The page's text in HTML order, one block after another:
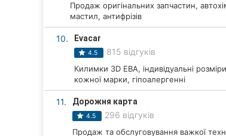
Черкаси
Івано-Франківськ
Продаж оригінальних запчастин,
мастил, антифрізів
10. Evacar
4.5 815 відгуків
Килимки 3D ЕВА, індивідуальні
кожної марки, гіпоалергенні
11. Дорожня карта
4.5 296 відгуків
Продаж та обслуговування важкої